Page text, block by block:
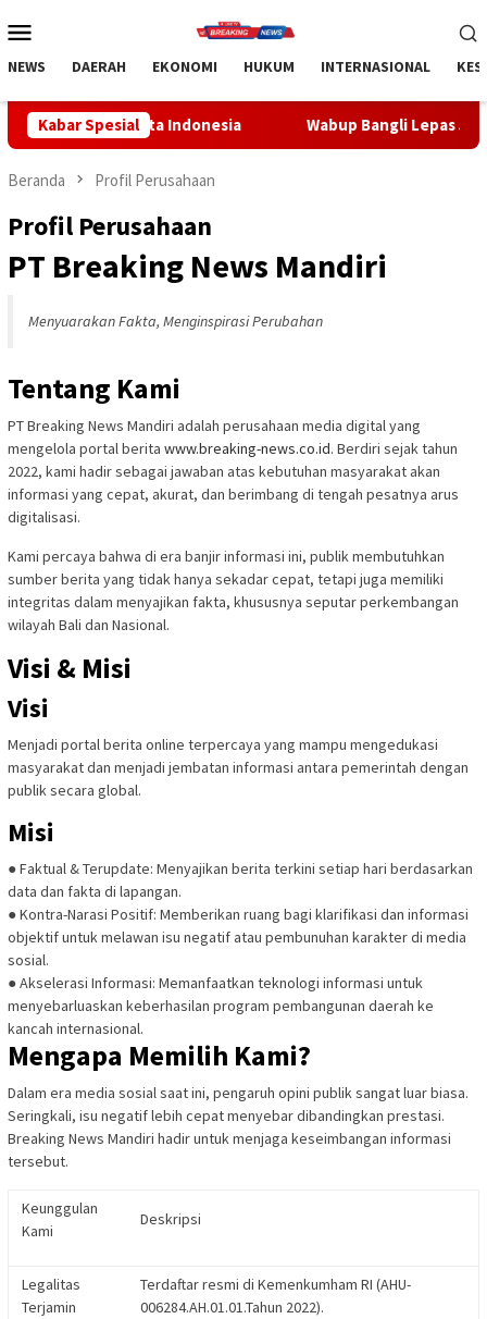
ke
Mobile
NEWS DAERAH EKONOMI HUKUM INTERNASIONAL
Kabar Spesial
Data Indonesia Wabup Bangli Lepas Jalan Santai,
Beranda Profil Perusahaan
Profil Perusahaan
PT Breaking News Mandiri
Menyuarakan Fakta, Menginspirasi Perubahan
Tentang Kami
PT Breaking News Mandiri adalah perusahaan media digital yang
mengelola portal berita www.breaking-news.co.id. Berdiri sejak tahun
2022, kami hadir sebagai jawaban atas kebutuhan masyarakat akan
informasi yang cepat, akurat, dan berimbang di tengah pesatnya arus
digitalisasi.
Kami percaya bahwa di era banjir informasi ini, publik membutuhkan
sumber berita yang tidak hanya sekadar cepat, tetapi juga memiliki
integritas dalam menyajikan fakta, khususnya seputar perkembangan
wilayah Bali dan Nasional.
Visi & Misi
Visi
Menjadi portal berita online terpercaya yang mampu mengedukasi
masyarakat dan menjadi jembatan informasi antara pemerintah dengan
publik secara global.
Misi
●Faktual & Terupdate: Menyajikan berita terkini setiap hari berdasarkan
data dan fakta di lapangan.
●Kontra-Narasi Positif: Memberikan ruang bagi klarifikasi dan informasi
objektif untuk melawan isu negatif atau pembunuhan karakter di media
sosial.
●Akselerasi Informasi: Memanfaatkan teknologi informasi untuk
menyebarluaskan keberhasilan program pembangunan daerah ke
kancah internasional.
Mengapa Memilih Kami?
Dalam era media sosial saat ini, pengaruh opini publik sangat luar biasa.
Seringkali, isu negatif lebih cepat menyebar dibandingkan prestasi.
Breaking News Mandiri hadir untuk menjaga keseimbangan informasi
tersebut.
Keunggulan
Kami
Deskripsi
Legalitas
Terjamin
Terdaftar resmi di Kemenkumham RI (AHU-
006284.AH.01.01.Tahun 2022).